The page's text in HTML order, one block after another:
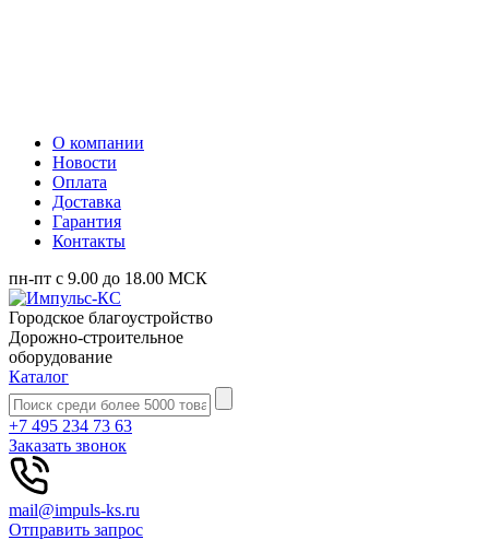
О компании
Новости
Оплата
Доставка
Гарантия
Контакты
пн-пт с 9.00 до 18.00 МСК
Городское благоустройство
Дорожно-строительное
оборудование
Каталог
+7 495 234 73 63
Заказать звонок
mail@impuls-ks.ru
Отправить запрос